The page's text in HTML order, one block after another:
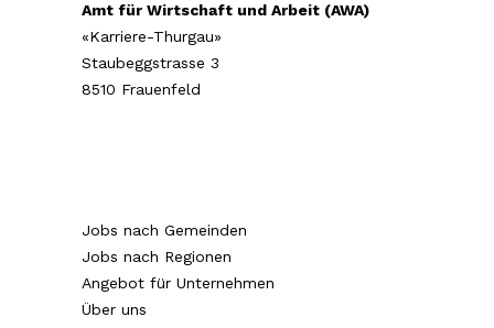
Amt für Wirtschaft und Arbeit (AWA)
«Karriere-Thurgau»
Staubeggstrasse 3
8510 Frauenfeld
Jobs nach Gemeinden
Jobs nach Regionen
Angebot für Unternehmen
Über uns